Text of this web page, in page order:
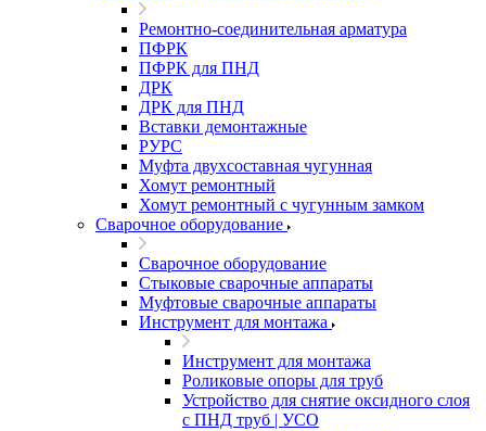
Ремонтно-соединительная арматура
ПФРК
ПФРК для ПНД
ДРК
ДРК для ПНД
Вставки демонтажные
РУРС
Муфта двухсоставная чугунная
Хомут ремонтный
Хомут ремонтный с чугунным замком
Сварочное оборудование
Сварочное оборудование
Стыковые сварочные аппараты
Муфтовые сварочные аппараты
Инструмент для монтажа
Инструмент для монтажа
Роликовые опоры для труб
Устройство для снятие оксидного слоя
с ПНД труб | УСО